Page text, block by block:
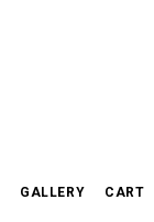
GALLERY CART